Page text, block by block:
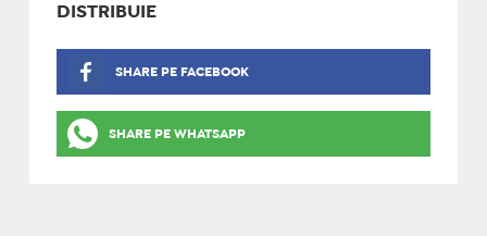
DISTRIBUIE
SHARE PE FACEBOOK
SHARE PE WHATSAPP